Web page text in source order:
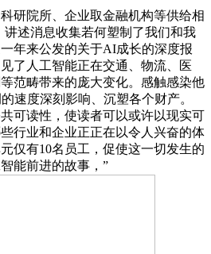
院所、企业取金融机构等供给相
述消息收集若何塑制了我们和我
年来公发的关于AI成长的深度报
了人工智能正在交通、物流、医
范畴带来的庞大变化。感触感染他
速度深刻影响、沉塑各个财产。
可读性，使读者可以或许以现实可
行业和企业正正在以令人兴奋的体
仅有10名员工，促使这一切发生的
能前进的故事，”